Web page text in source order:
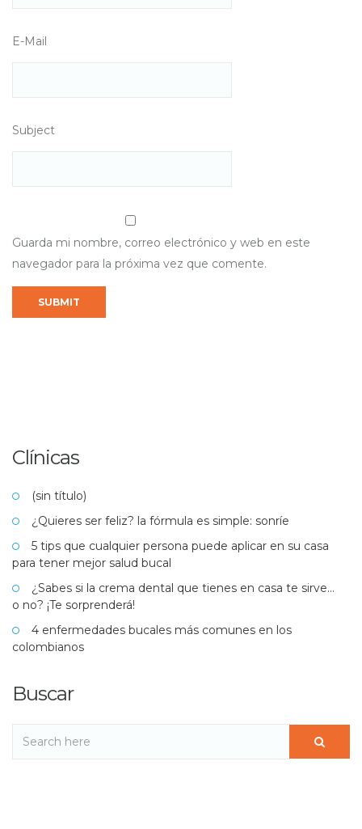
E-Mail
Subject
Guarda mi nombre, correo electrónico y web en este
navegador para la próxima vez que comente.
Clínicas
(sin título)
¿Quieres ser feliz? la fórmula es simple: sonríe
5 tips que cualquier persona puede aplicar en su casa
para tener mejor salud bucal
¿Sabes si la crema dental que tienes en casa te sirve…
o no? ¡Te sorprenderá!
4 enfermedades bucales más comunes en los
colombianos
Buscar